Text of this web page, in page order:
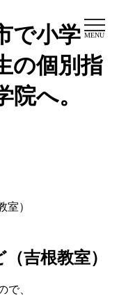
で小学
の個別指
へ。
MENU
室）
吉根教室）
で、